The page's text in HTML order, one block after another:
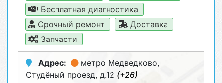
Бесплатная диагностика
Срочный ремонт
Доставка
Запчасти
Адрес: метро Медведково,
Студёный проезд, д.12 (+26)